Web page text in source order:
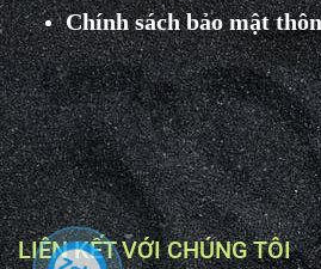
Chính sách bảo mật
LIÊN KẾT VỚI CHÚNG TÔI